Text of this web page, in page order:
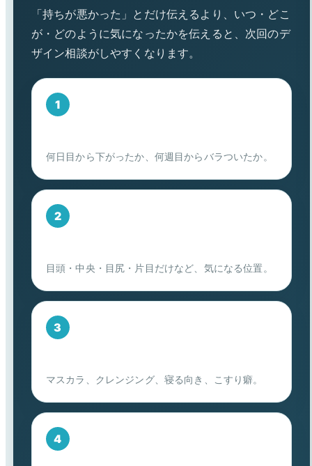
「持ちが悪かった」とだけ伝えるより、いつ・どこ
が・どのように気になったかを伝えると、次回のデ
ザイン相談がしやすくなります。
何日目から下がったか、何週目からバラついたか。
目頭・中央・目尻・片目だけなど、気になる位置。
マスカラ、クレンジング、寝る向き、こすり癖。